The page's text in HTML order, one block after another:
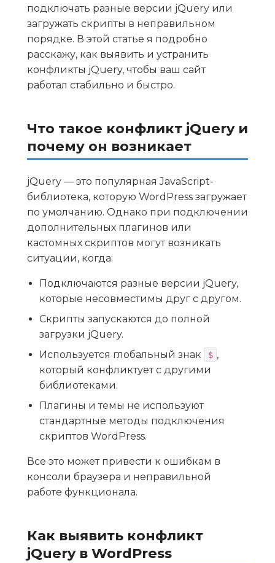
подключать разные версии jQuery или
загружать скрипты в неправильном
порядке. В этой статье я подробно
расскажу, как выявить и устранить
конфликты jQuery, чтобы ваш сайт
работал стабильно и быстро.
Что такое конфликт jQuery и
почему он возникает
jQuery — это популярная JavaScript-
библиотека, которую WordPress загружает
по умолчанию. Однако при подключении
дополнительных плагинов или
кастомных скриптов могут возникать
ситуации, когда:
Подключаются разные версии jQuery,
которые несовместимы друг с другом.
Скрипты запускаются до полной
загрузки jQuery.
Используется глобальный знак
$ ,
который конфликтует с другими
библиотеками.
Плагины и темы не используют
стандартные методы подключения
скриптов WordPress.
Все это может привести к ошибкам в
консоли браузера и неправильной
работе функционала.
Как выявить конфликт
jQuery в WordPress